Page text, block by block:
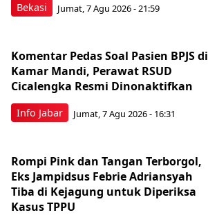
Bekasi Jumat, 7 Agu 2026 - 21:59
Info Jabar
Komentar Pedas Soal Pasien BPJS di
Kamar Mandi, Perawat RSUD
Cicalengka Resmi Dinonaktifkan
Jumat, 7 Agu 2026 - 16:31
Rompi Pink dan Tangan Terborgol,
Eks Jampidsus Febrie Adriansyah
Tiba di Kejagung untuk Diperiksa
Kasus TPPU